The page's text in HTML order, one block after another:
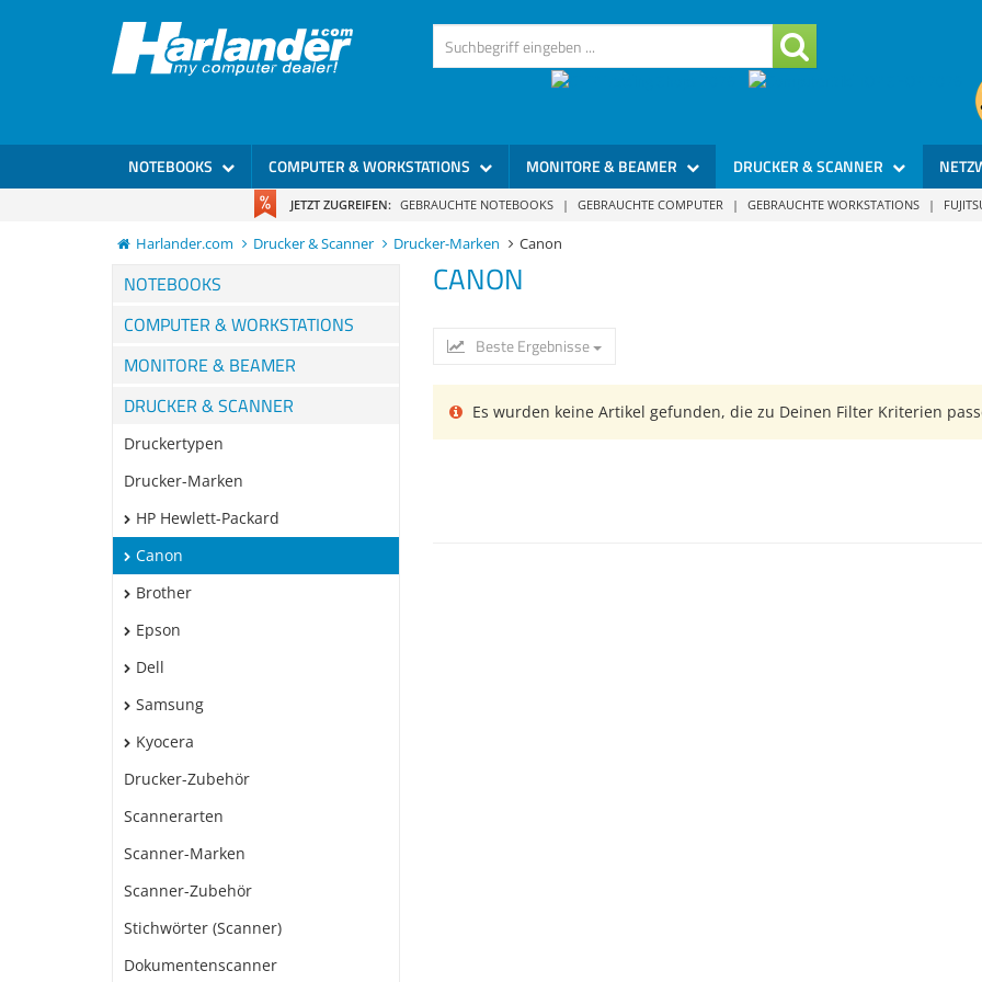
NOTEBOOKS COMPUTER & WORKSTATIONS MONITORE & BEAMER DRUCKER & SCANNER
JETZT ZUGREIFEN: GEBRAUCHTE NOTEBOOKS | GEBRAUCHTE COMPUTER | GEBRAUCHTE WORKSTATIONS |
Harlander.com Drucker & Scanner Drucker-Marken Canon
NOTEBOOKS
COMPUTER & WORKSTATIONS
MONITORE & BEAMER
DRUCKER & SCANNER
Druckertypen
Drucker-Marken
HP Hewlett-Packard
Canon
Brother
Epson
Dell
Samsung
Kyocera
Drucker-Zubehör
Scannerarten
Scanner-Marken
Scanner-Zubehör
Stichwörter (Scanner)
Dokumentenscanner
CANON
Beste Ergebnisse
Es wurden keine Artikel gefunden, die zu Deinen Filter Kriterien